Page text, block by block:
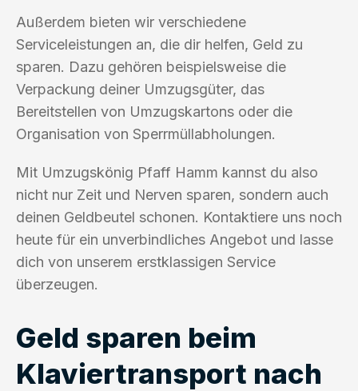
Außerdem bieten wir verschiedene
Serviceleistungen an, die dir helfen, Geld zu
sparen. Dazu gehören beispielsweise die
Verpackung deiner Umzugsgüter, das
Bereitstellen von Umzugskartons oder die
Organisation von Sperrmüllabholungen.
Mit Umzugskönig Pfaff Hamm kannst du also
nicht nur Zeit und Nerven sparen, sondern auch
deinen Geldbeutel schonen. Kontaktiere uns noch
heute für ein unverbindliches Angebot und lasse
dich von unserem erstklassigen Service
überzeugen.
Geld sparen beim
Klaviertransport nach